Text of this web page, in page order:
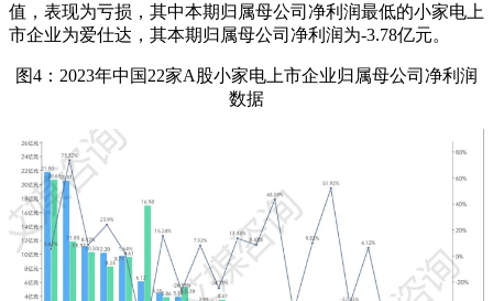
值，表现为亏损，其中本期归属母公司净利润最低的小家电上
市企业为爱仕达，其本期归属母公司净利润为-3.78亿元。
图4：2023年中国22家A股小家电上市企业归属母公司净利润
数据